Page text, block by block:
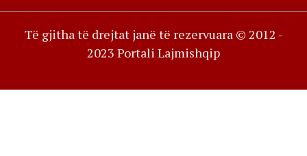
Të gjitha të drejtat janë të rezervuara © 2012 -
2023 Portali Lajmishqip